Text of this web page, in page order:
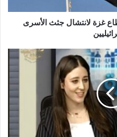
غزة لانتشال جثث الأسرى